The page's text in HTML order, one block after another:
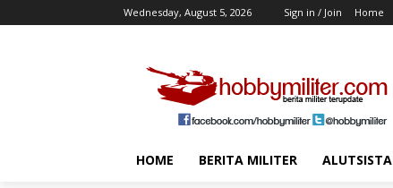
Wednesday, August 5, 2026 Sign in / Join Home
HOME BERITA MILITER ALUTSISTA